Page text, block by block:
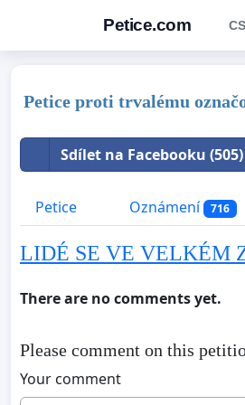
Petice.com
Petice proti trvalému
Sdílet na Facebooku (505)
Petice Oznámení 716
LIDÉ SE VE VELKÉM
There are no comments yet.
Please comment on this
Your comment